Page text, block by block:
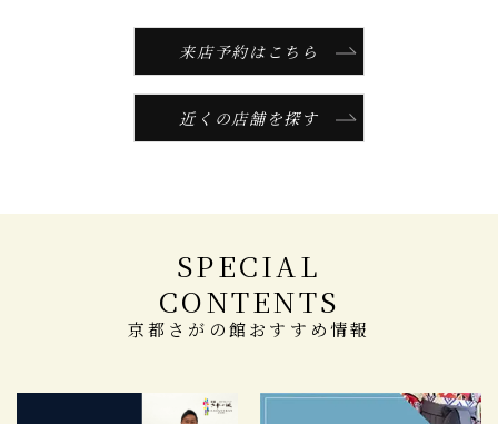
来店予約はこちら
近くの店舗を探す
SPECIAL
CONTENTS
京都さがの館おすすめ情報